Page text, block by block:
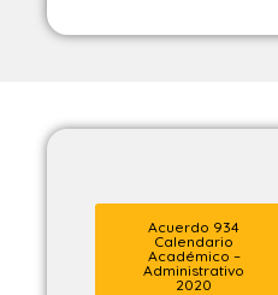
Acuerdo 934
Calendario
Académico –
Administrativo
2020